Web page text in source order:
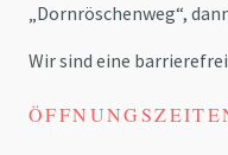
„Dornröschenweg“,
Wir sind eine